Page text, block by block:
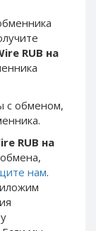
RUB на
с обменом,
RUB на
нам.
NOK
SEK
RUB
UAH
AMD